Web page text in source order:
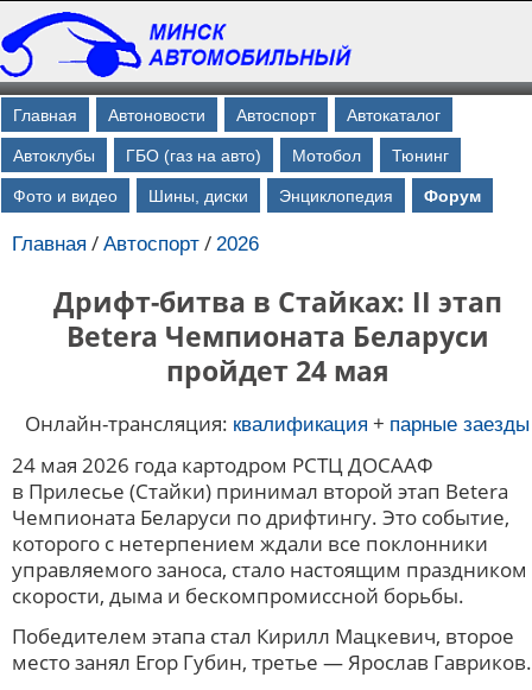
Главная Автоновости Автоспорт Автокаталог
Автоклубы ГБО (газ на авто) Мотобол Тюнинг
Фото и видео Шины, диски Энциклопедия Форум
Главная / Автоспорт / 2026
Дрифт-битва в Стайках: II этап
Betera Чемпионата Беларуси
пройдет 24 мая
Онлайн-трансляция: квалификация + парные заезды
24 мая 2026 года картодром РСТЦ ДОСААФ
в Прилесье (Стайки) принимал второй этап Betera
Чемпионата Беларуси по дрифтингу. Это событие,
которого с нетерпением ждали все поклонники
управляемого заноса, стало настоящим праздником
скорости, дыма и бескомпромиссной борьбы.
Победителем этапа стал Кирилл Мацкевич, второе
место занял Егор Губин, третье — Ярослав Гавриков.